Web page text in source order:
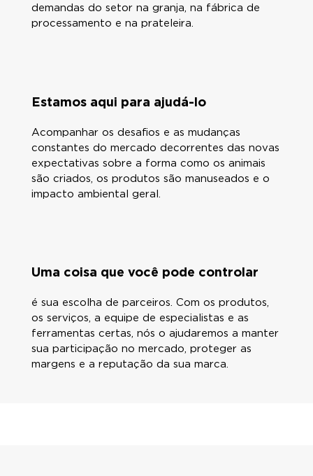
demandas do setor na granja, na fábrica de
processamento e na prateleira.
Estamos aqui para ajudá-lo
Acompanhar os desafios e as mudanças
constantes do mercado decorrentes das novas
expectativas sobre a forma como os animais
são criados, os produtos são manuseados e o
impacto ambiental geral.
Uma coisa que você pode controlar
é sua escolha de parceiros. Com os produtos,
os serviços, a equipe de especialistas e as
ferramentas certas, nós o ajudaremos a manter
sua participação no mercado, proteger as
margens e a reputação da sua marca.